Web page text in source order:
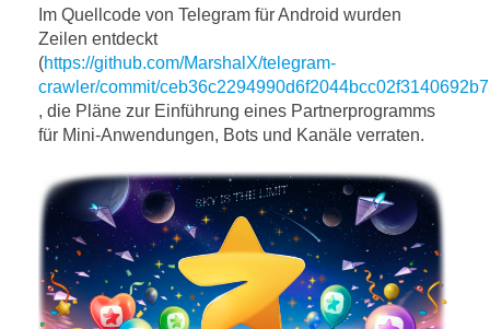
Im Quellcode von Telegram für Android wurden
Zeilen entdeckt
(https://github.com/MarshalX/telegram-
crawler/commit/
, die Pläne zur Einführung eines Partnerprogramms
für Mini-Anwendungen, Bots und Kanäle verraten.